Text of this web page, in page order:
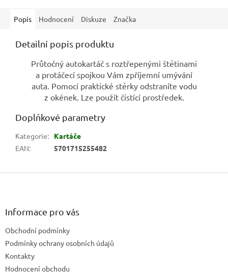
Popis Hodnocení Diskuze Značka
Detailní popis produktu
Průtočný autokartáč s roztřepenými štětinami
a protáčecí spojkou Vám zpříjemní umývání
auta. Pomocí praktické stěrky odstraníte vodu
z okének. Lze použít čistící prostředek.
Doplňkové parametry
Kategorie:
Kartáče
EAN: 5701715255482
Z
Informace pro vás
Obchodní podmínky
Podmínky ochrany osobních údajů
Kontakty
Hodnocení obchodu